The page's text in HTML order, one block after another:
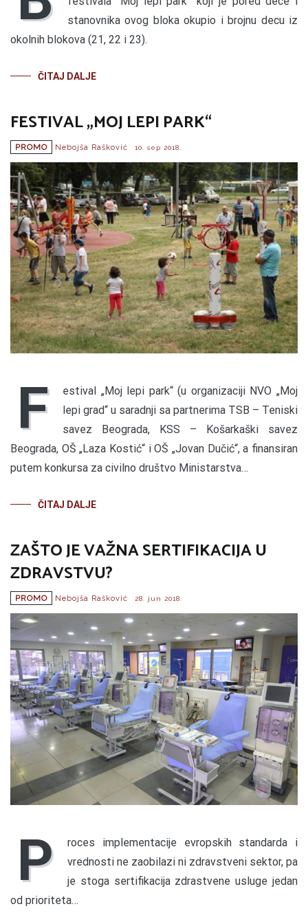
stanovnika ovog bloka okupio i brojnu decu iz
okolnih blokova (21, 22 i 23).
ČITAJ DALJE
FESTIVAL „MOJ LEPI PARK“
PROMO Nebojša Rašković 10. sep 2018.
F
estival „Moj lepi park“ (u organizaciji NVO „Moj
lepi grad“ u saradnji sa partnerima TSB – Teniski
savez Beograda, KSS – Košarkaški savez
Beograda, OŠ „Laza Kostić“ i OŠ „Jovan Dučić“, a finansiran
putem konkursa za civilno društvo Ministarstva…
ČITAJ DALJE
ZAŠTO JE VAŽNA SERTIFIKACIJA U
ZDRAVSTVU?
PROMO Nebojša Rašković 28. jun 2018.
P
roces implementacije evropskih standarda i
vrednosti ne zaobilazi ni zdravstveni sektor, pa
je stoga sertifikacija zdrastvene usluge jedan
od prioriteta…